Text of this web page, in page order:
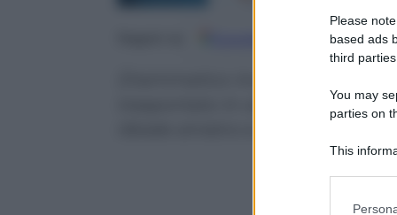
Please
based ads
third
You may
parties on
This
Discover
trasportato in ospedale. A